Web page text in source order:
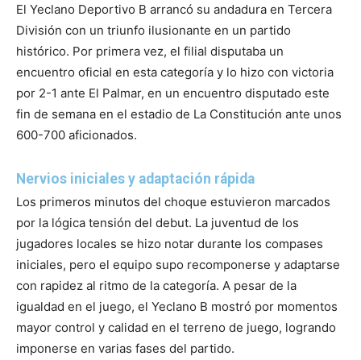
El Yeclano Deportivo B arrancó su andadura en Tercera
División con un triunfo ilusionante en un partido
histórico. Por primera vez, el filial disputaba un
encuentro oficial en esta categoría y lo hizo con victoria
por 2-1 ante El Palmar, en un encuentro disputado este
fin de semana en el estadio de La Constitución ante unos
600-700 aficionados.
Nervios iniciales y adaptación rápida
Los primeros minutos del choque estuvieron marcados
por la lógica tensión del debut. La juventud de los
jugadores locales se hizo notar durante los compases
iniciales, pero el equipo supo recomponerse y adaptarse
con rapidez al ritmo de la categoría. A pesar de la
igualdad en el juego, el Yeclano B mostró por momentos
mayor control y calidad en el terreno de juego, logrando
imponerse en varias fases del partido.